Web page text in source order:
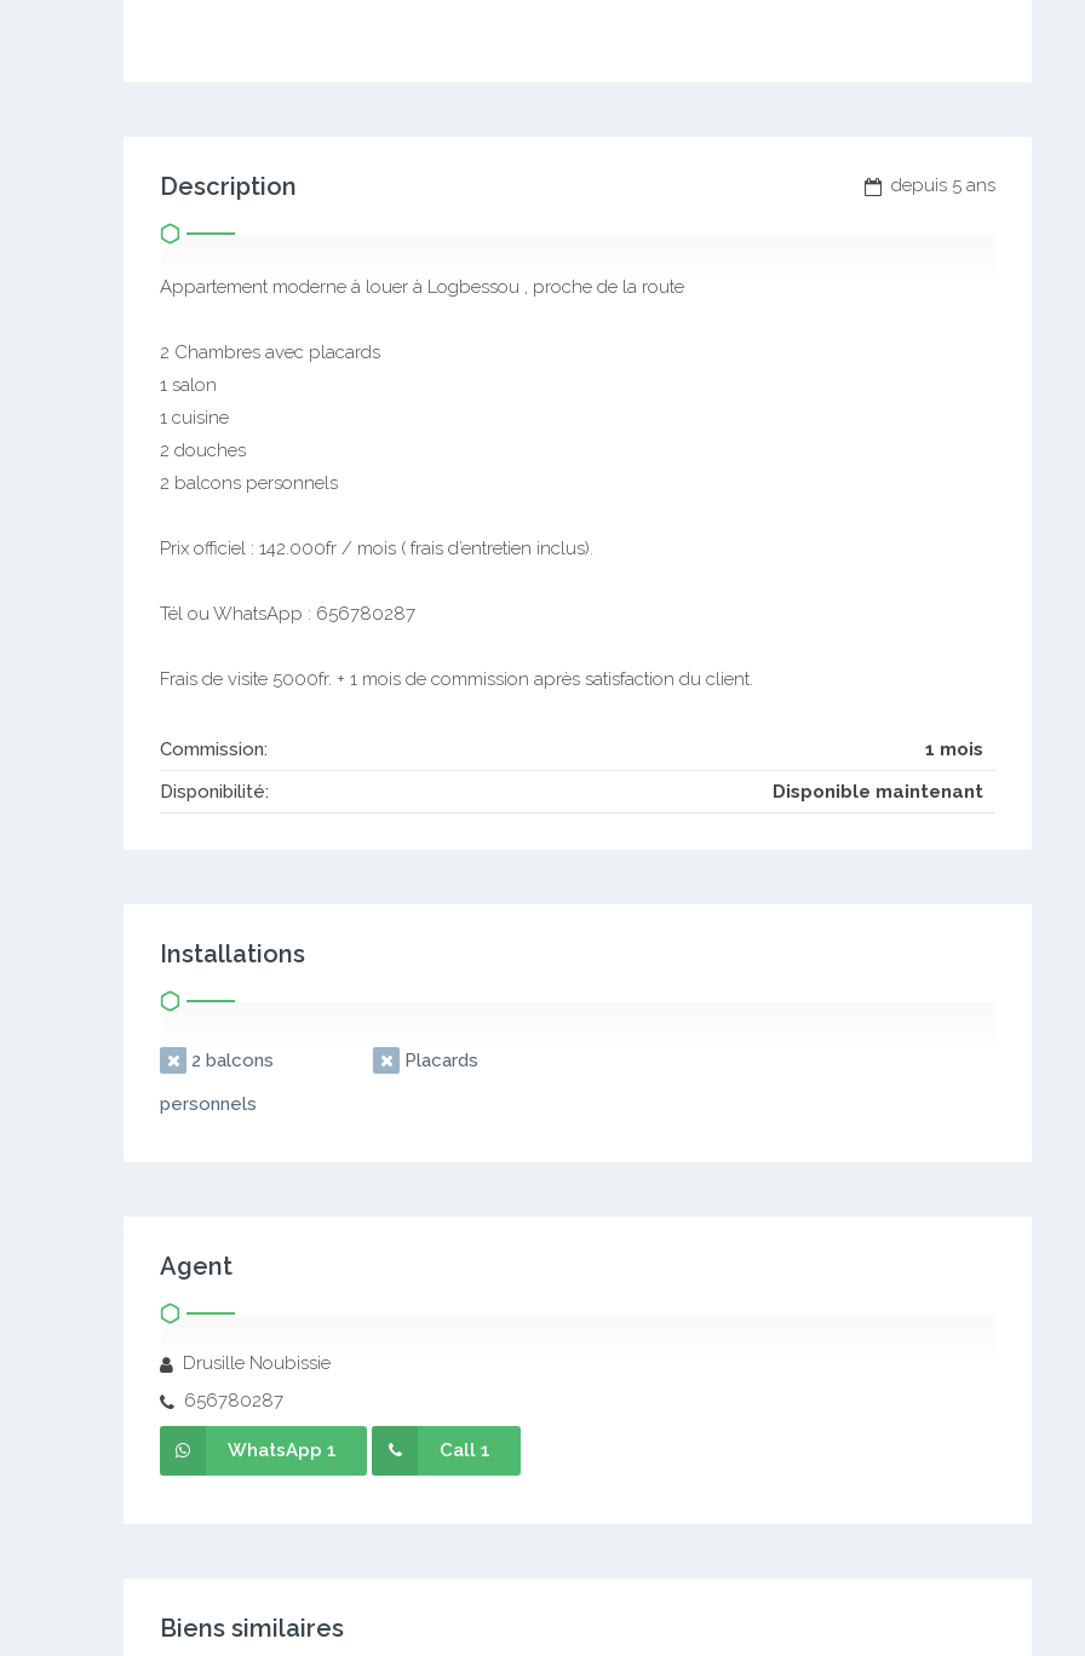
depuis 5 ans
Description
Appartement moderne à louer à Logbessou , proche de la route
2 Chambres avec placards
1 salon
1 cuisine
2 douches
2 balcons personnels
Prix officiel : 142.000fr / mois ( frais d’entretien inclus).
Tél ou WhatsApp : 656780287
Frais de visite 5000fr. + 1 mois de commission après satisfaction du client.
Commission:
1 mois
Disponibilité:
Disponible maintenant
Installations
personnels
Placards
Agent
Drusille Noubissie
656780287
WhatsApp 1 Call 1
Biens similaires